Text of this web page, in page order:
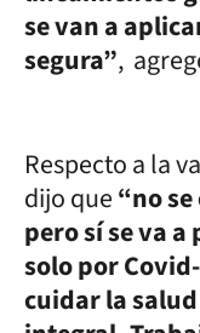
se van a
segura”,
Respecto a la
dijo que“no
pero sí se va
solo por
cuidar la